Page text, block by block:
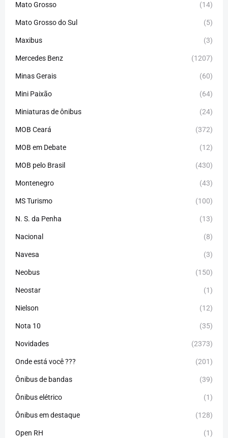
Mato Grosso (14)
Mato Grosso do Sul (5)
Maxibus (3)
Mercedes Benz (1207)
Minas Gerais (60)
Mini Paixão (64)
Miniaturas de ônibus (24)
MOB Ceará (372)
MOB em Debate (12)
MOB pelo Brasil (430)
Montenegro (43)
MS Turismo (100)
N. S. da Penha (13)
Nacional (8)
Navesa (3)
Neobus (150)
Neostar (1)
Nielson (12)
Nota 10 (35)
Novidades (2373)
Onde está você ??? (201)
Ônibus de bandas (39)
Ônibus elétrico (1)
Ônibus em destaque (128)
Open RH (1)